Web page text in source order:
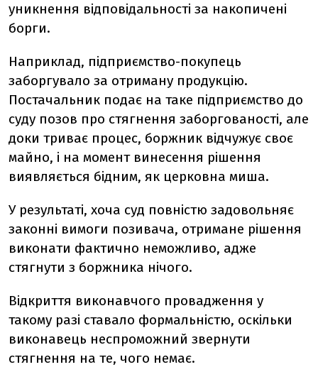
уникнення відповідальності за накопичені
борги.
Наприклад, підприємство-покупець
заборгувало за отриману продукцію.
Постачальник подає на таке підприємство до
суду позов про стягнення заборгованості, але
доки триває процес, боржник відчужує своє
майно, і на момент винесення рішення
виявляється бідним, як церковна миша.
У результаті, хоча суд повністю задовольняє
законні вимоги позивача, отримане рішення
виконати фактично неможливо, адже
стягнути з боржника нічого.
Відкриття виконавчого провадження у
такому разі ставало формальністю, оскільки
виконавець неспроможний звернути
стягнення на те, чого немає.